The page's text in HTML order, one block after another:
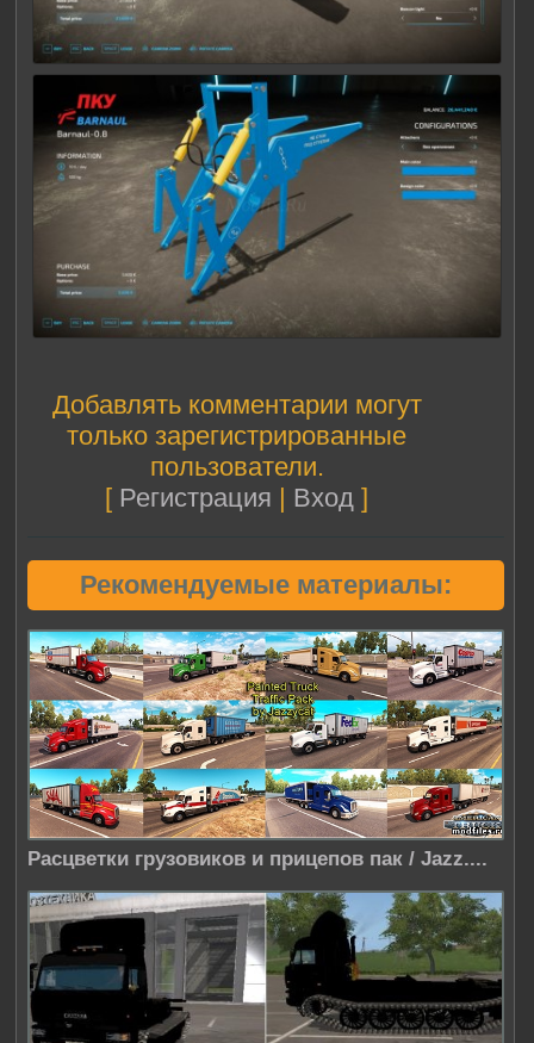
Добавлять комментарии могут
только зарегистрированные
пользователи.
[ Регистрация | Вход ]
Рекомендуемые материалы:
Расцветки грузовиков и прицепов пак / Jazz....